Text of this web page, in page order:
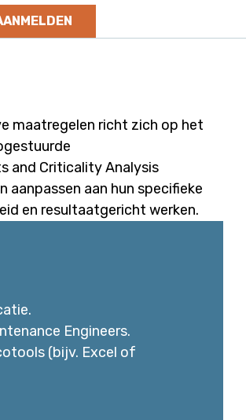
maatregelen richt zich op het
and Criticality Analysis
aanpassen aan hun specifieke
en resultaatgericht werken.
Engineers.
(bijv. Excel of